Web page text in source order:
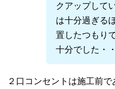
クアップして
は十分過ぎる
置したつもり
十分でした・
２口コンセントは施工前